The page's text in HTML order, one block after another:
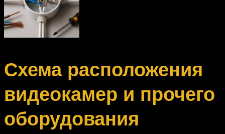
Схема расположения
видеокамер и прочего
оборудования